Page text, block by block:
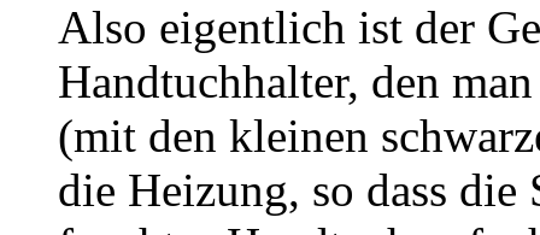
Also eigentlich ist der
Handtuchhalter, den
(mit den kleinen
die Heizung, so dass